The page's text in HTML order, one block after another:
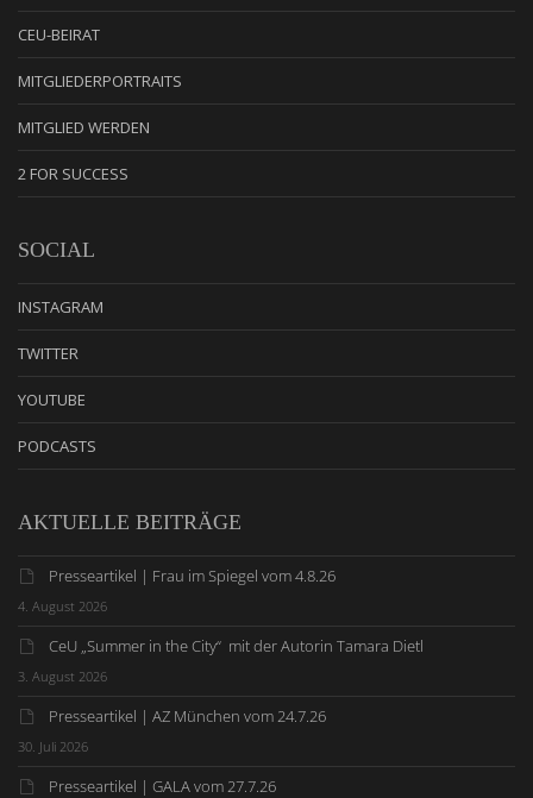
CEU-BEIRAT
MITGLIEDERPORTRAITS
MITGLIED WERDEN
2 FOR SUCCESS
SOCIAL
INSTAGRAM
TWITTER
YOUTUBE
PODCASTS
AKTUELLE BEITRÄGE
Presseartikel | Frau im Spiegel vom 4.8.26
4. August 2026
CeU „Summer in the City“ mit der Autorin Tamara Dietl
3. August 2026
Presseartikel | AZ München vom 24.7.26
30. Juli 2026
Presseartikel | GALA vom 27.7.26